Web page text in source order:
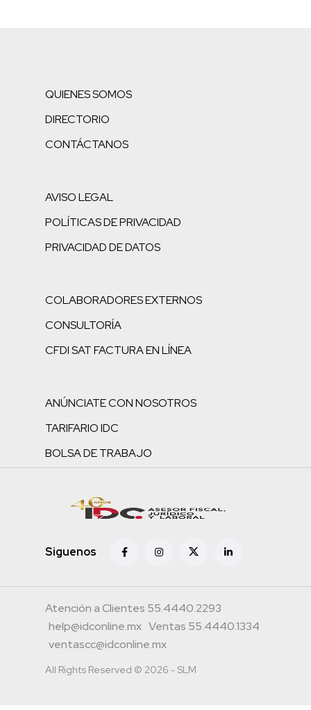
QUIENES SOMOS
DIRECTORIO
CONTÁCTANOS
AVISO LEGAL
POLÍTICAS DE PRIVACIDAD
PRIVACIDAD DE DATOS
COLABORADORES EXTERNOS
CONSULTORÍA
CFDI SAT FACTURA EN LÍNEA
ANÚNCIATE CON NOSOTROS
TARIFARIO IDC
BOLSA DE TRABAJO
Siguenos
Atención a Clientes 55.4440.2293
help@idconline.mx Ventas 55.4440.1334
ventascc@idconline.mx
All Rights Reserved © 2026 - SLM